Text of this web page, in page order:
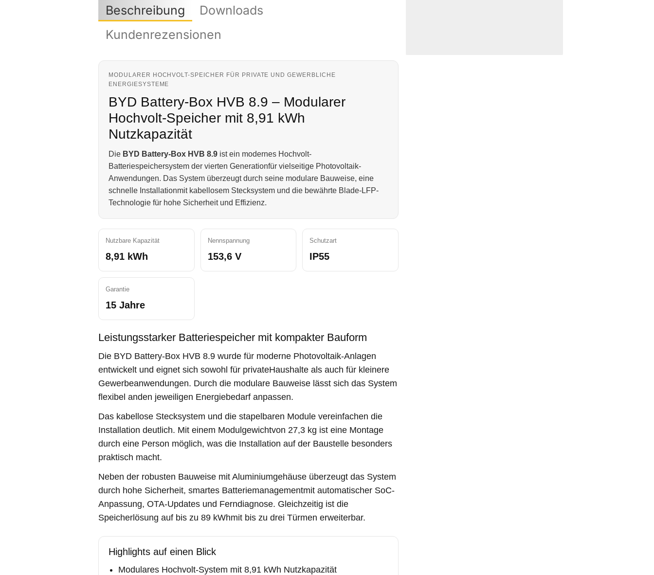
Beschreibung
Downloads
Kundenrezensionen
MODULARER HOCHVOLT-SPEICHER FÜR PRIVATE UND GEWERBLICHE
ENERGIESYSTEME
BYD Battery-Box HVB 8.9 – Modularer
Hochvolt-Speicher mit 8,91 kWh
Nutzkapazität
Die BYD Battery-Box HVB 8.9 ist ein modernes Hochvolt-
Batteriespeichersystem der vierten Generationfür vielseitige Photovoltaik-
Anwendungen. Das System überzeugt durch seine modulare Bauweise, eine
schnelle Installationmit kabellosem Stecksystem und die bewährte Blade-LFP-
Technologie für hohe Sicherheit und Effizienz.
Nutzbare Kapazität
8,91 kWh
Nennspannung
153,6 V
Schutzart
IP55
Garantie
15 Jahre
Leistungsstarker Batteriespeicher mit kompakter Bauform
Die BYD Battery-Box HVB 8.9 wurde für moderne Photovoltaik-Anlagen
entwickelt und eignet sich sowohl für privateHaushalte als auch für kleinere
Gewerbeanwendungen. Durch die modulare Bauweise lässt sich das System
flexibel anden jeweiligen Energiebedarf anpassen.
Das kabellose Stecksystem und die stapelbaren Module vereinfachen die
Installation deutlich. Mit einem Modulgewichtvon 27,3 kg ist eine Montage
durch eine Person möglich, was die Installation auf der Baustelle besonders
praktisch macht.
Neben der robusten Bauweise mit Aluminiumgehäuse überzeugt das System
durch hohe Sicherheit, smartes Batteriemanagementmit automatischer SoC-
Anpassung, OTA-Updates und Ferndiagnose. Gleichzeitig ist die
Speicherlösung auf bis zu 89 kWhmit bis zu drei Türmen erweiterbar.
Highlights auf einen Blick
Modulares Hochvolt-System mit 8,91 kWh Nutzkapazität